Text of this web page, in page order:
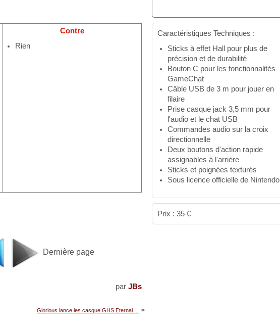
Contre
Rien
Dernière page
par JBs
Glorious lance les casque GHS Eternal ... »
Caractéristiques Techniques :
Sticks à effet Hall pour plus de
précision et de durabilité
Bouton C pour les fonctionnalités
GameChat
Câble USB de 3 m pour jouer en
filaire
Prise casque jack 3,5 mm pour
l'audio et le chat USB
Commandes audio sur la croix
directionnelle
Deux boutons d'action rapide
assignables à l'arrière
Sticks et poignées texturés
Sous licence officielle de Nintendo
Prix : 35 €